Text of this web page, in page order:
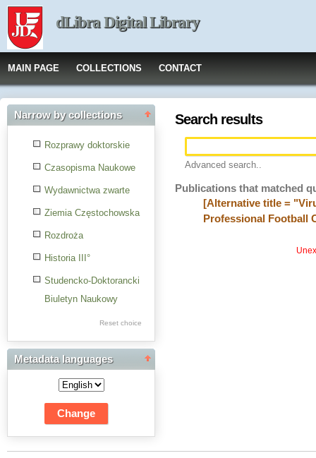
dLibra Digital Library
MAIN PAGE COLLECTIONS CONTACT
Narrow by collections
Rozprawy doktorskie
Czasopisma Naukowe
Wydawnictwa zwarte
Ziemia Częstochowska
Rozdroża
Historia III°
Studencko-Doktorancki
Biuletyn Naukowy
Res Academicae
Science Project Scripts
Biuletyn Informacyjny
WSP w Częstochowie
Reset choice
Metadata languages
Search results
Advanced search..
Publications that matched
[Alternative title =
Professional Football